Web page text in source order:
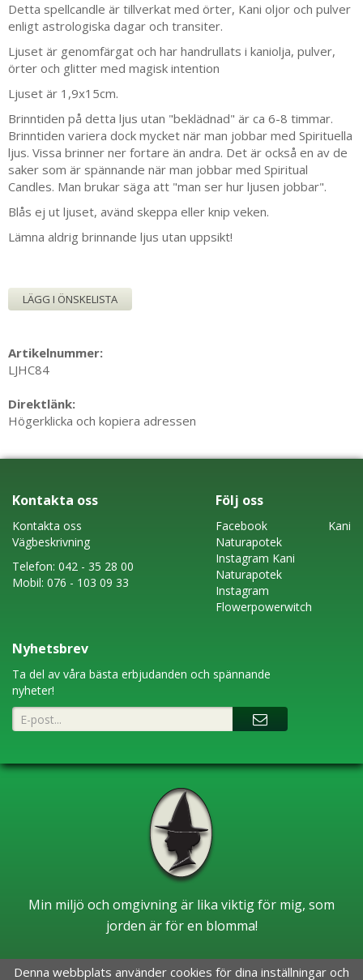
Detta spellcandle är tillverkat med örter, Kani oljor och pulver
enligt astrologiska dagar och transiter.
Ljuset är genomfärgat och har handrullats i kaniolja, pulver,
örter och glitter med magisk intention
Ljuset är 1,9x15cm.
Brinntiden på detta ljus utan "beklädnad" är ca 6-8 timmar.
Brinntiden variera dock mycket när man jobbar med Spirituella
ljus. Vissa brinner ner fortare än andra. Det är också en av de
saker som är spännande när man jobbar med Spiritual
Candles. Man brukar säga att "man ser hur ljusen jobbar".
Blås ej ut ljuset, avänd skeppa eller knip veken.
Lämna aldrig brinnande ljus utan uppsikt!
LÄGG I ÖNSKELISTA
Artikelnummer:
LJHC84
Direktlänk:
Högerklicka och kopiera adressen
Kontakta oss
Kontakta oss
Vägbeskrivning
Telefon: 042 - 35 28 00
Mobil: 076 - 103 09 33
Följ oss
FacebookKani
Naturapotek
Instagram Kani
Naturapotek
Instagram
Flowerpowerwitch
Nyhetsbrev
Ta del av våra bästa erbjudanden och spännande
nyheter!
Min miljö och omgivning är lika viktig för mig, som
jorden är för en blomma!
Denna webbplats använder cookies för dina inställningar och